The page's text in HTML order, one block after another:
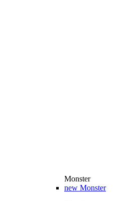
Monster
new Monster